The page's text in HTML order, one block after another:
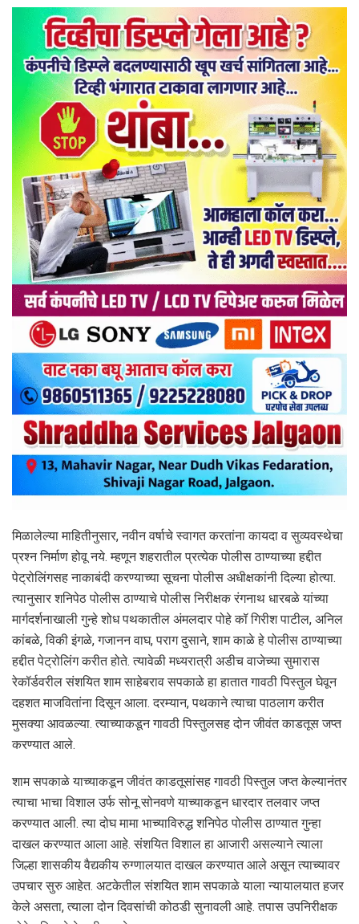
मिळालेल्या माहितीनुसार, नवीन वर्षाचे स्वागत करतांना कायदा व सुव्यवस्थेचा
प्रश्न निर्माण होवू नये. म्हणून शहरातील प्रत्येक पोलीस ठाण्याच्या हद्दीत
पेट्रोलिंगसह नाकाबंदी करण्याच्या सूचना पोलीस अधीक्षकांनी दिल्या होत्या.
त्यानुसार शनिपेठ पोलीस ठाण्याचे पोलीस निरीक्षक रंगनाथ धारबळे यांच्या
मार्गदर्शनाखाली गुन्हे शोध पथकातील अंमलदार पोहे कॉ गिरीश पाटील, अनिल
कांबळे, विकी इंगळे, गजानन वाघ, पराग दुसाने, शाम काळे हे पोलीस ठाण्याच्या
हद्दीत पेट्रोलिंग करीत होते. त्यावेळी मध्यरात्री अडीच वाजेच्या सुमारास
रेकॉर्डवरील संशयित शाम साहेबराव सपकाळे हा हातात गावठी पिस्तुल घेवून
दहशत माजवितांना दिसून आला. दरम्यान, पथकाने त्याचा पाठलाग करीत
मुसक्या आवळल्या. त्याच्याकडून गावठी पिस्तुलसह दोन जीवंत काडतूस जप्त
करण्यात आले.
शाम सपकाळे याच्याकडून जीवंत काडतूसांसह गावठी पिस्तुल जप्त केल्यानंतर
त्याचा भाचा विशाल उर्फ सोनू सोनवणे याच्याकडून धारदार तलवार जप्त
करण्यात आली. त्या दोघ मामा भाच्याविरुद्ध शनिपेठ पोलीस ठाण्यात गुन्हा
दाखल करण्यात आला आहे. संशयित विशाल हा आजारी असल्याने त्याला
जिल्हा शासकीय वैद्यकीय रुग्णालयात दाखल करण्यात आले असून त्याच्यावर
उपचार सुरु आहेत. अटकेतील संशयित शाम सपकाळे याला न्यायालयात हजर
केले असता, त्याला दोन दिवसांची कोठडी सुनावली आहे. तपास उपनिरीक्षक